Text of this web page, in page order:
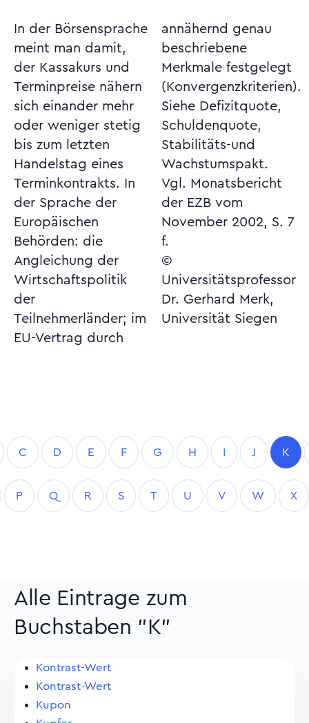
In der Börsensprache
meint man damit,
der Kassakurs und
Terminpreise nähern
sich einander mehr
oder weniger stetig
bis zum letzten
Handelstag eines
Terminkontrakts. In
der Sprache der
Europäischen
Behörden: die
Angleichung der
Wirtschaftspolitik
der
Teilnehmerländer; im
EU-Vertrag durch
annähernd genau
beschriebene
Merkmale festgelegt
(Konvergenzkriterien).
Siehe Defizitquote,
Schuldenquote,
Stabilitäts-und
Wachstumspakt.
Vgl. Monatsbericht
der EZB vom
November 2002, S. 7
f.
©
Universitätsprofessor
Dr. Gerhard Merk,
Universität Siegen
C D E F G H I J K
P Q R S T U V W X
Alle Eintrage zum
Buchstaben "K"
Kontrast-Wert
Kontrast-Wert
Kupon